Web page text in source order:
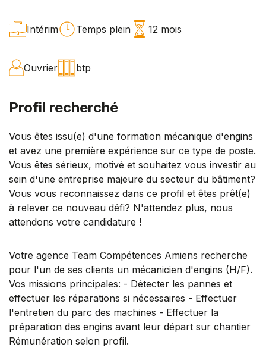
Intérim Temps plein 12 mois
Ouvrier btp
Profil recherché
Vous êtes issu(e) d'une formation mécanique d'engins
et avez une première expérience sur ce type de poste.
Vous êtes sérieux, motivé et souhaitez vous investir au
sein d'une entreprise majeure du secteur du bâtiment?
Vous vous reconnaissez dans ce profil et êtes prêt(e)
à relever ce nouveau défi? N'attendez plus, nous
attendons votre candidature !
Votre agence Team Compétences Amiens recherche
pour l'un de ses clients un mécanicien d'engins (H/F).
Vos missions principales: - Détecter les pannes et
effectuer les réparations si nécessaires - Effectuer
l'entretien du parc des machines - Effectuer la
préparation des engins avant leur départ sur chantier
Rémunération selon profil.